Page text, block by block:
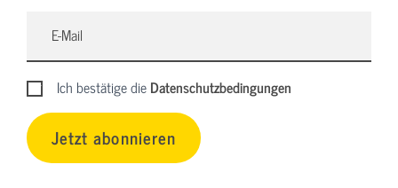
Ich bestätige dieDatenschutzbedingungen
Jetzt abonnieren